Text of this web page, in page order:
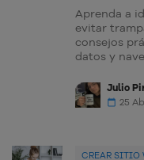
Aprenda a
evitar
consejos
datos y
Julio
25
CREAR SITIO